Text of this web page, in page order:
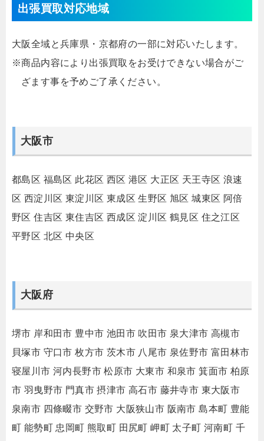
出張買取対応地域
大阪全域と兵庫県・京都府の一部に対応いたします。
※商品内容により出張買取をお受けできない場合がご
ざます事を予めご了承ください。
大阪市
都島区 福島区 此花区 西区 港区 大正区 天王寺区 浪速
区 西淀川区 東淀川区 東成区 生野区 旭区 城東区 阿倍
野区 住吉区 東住吉区 西成区 淀川区 鶴見区 住之江区
平野区 北区 中央区
大阪府
堺市 岸和田市 豊中市 池田市 吹田市 泉大津市 高槻市
貝塚市 守口市 枚方市 茨木市 八尾市 泉佐野市 富田林市
寝屋川市 河内長野市 松原市 大東市 和泉市 箕面市 柏原
市 羽曳野市 門真市 摂津市 高石市 藤井寺市 東大阪市
泉南市 四條畷市 交野市 大阪狭山市 阪南市 島本町 豊能
町 能勢町 忠岡町 熊取町 田尻町 岬町 太子町 河南町 千